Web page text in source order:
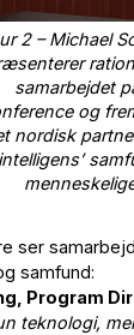
2 – Michael
samarbejdet
og
nordisk
intelligens’
ser
samfund:
Program
teknologi,